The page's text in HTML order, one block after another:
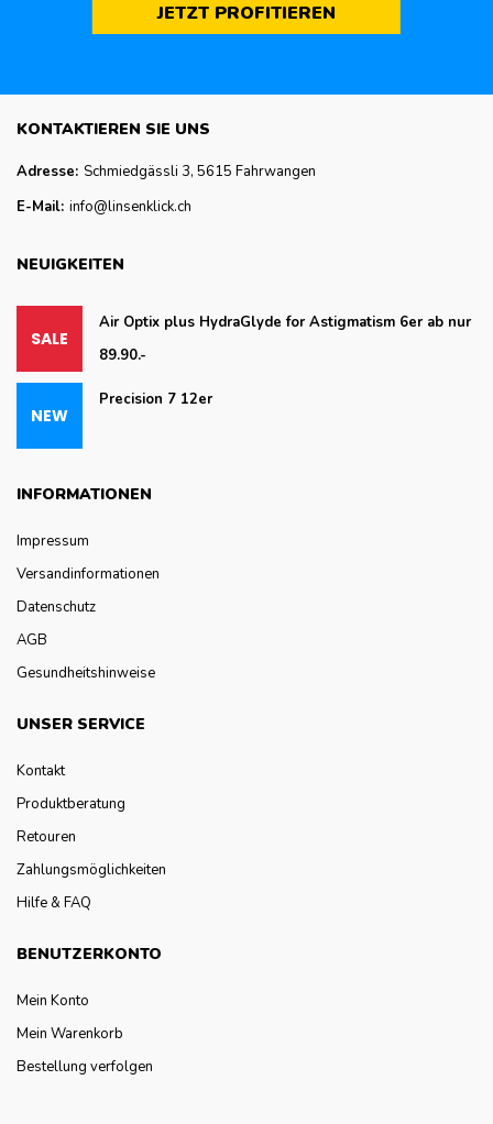
JETZT PROFITIEREN
KONTAKTIEREN SIE UNS
Adresse: Schmiedgässli 3, 5615 Fahrwangen
E-Mail: info@linsenklick.ch
NEUIGKEITEN
Air Optix plus HydraGlyde for Astigmatism 6er ab nur
89.90.-
Precision 7 12er
INFORMATIONEN
Impressum
Versandinformationen
Datenschutz
AGB
Gesundheitshinweise
UNSER SERVICE
Kontakt
Produktberatung
Retouren
Zahlungsmöglichkeiten
Hilfe & FAQ
BENUTZERKONTO
Mein Konto
Mein Warenkorb
Bestellung verfolgen